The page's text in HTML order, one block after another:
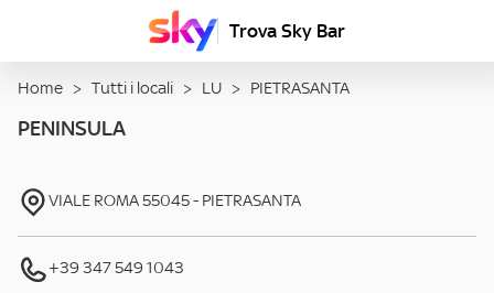
Trova Sky Bar
Home > Tutti i locali > LU > PIETRASANTA
PENINSULA
VIALE ROMA55045- PIETRASANTA
+39 347 549 1043